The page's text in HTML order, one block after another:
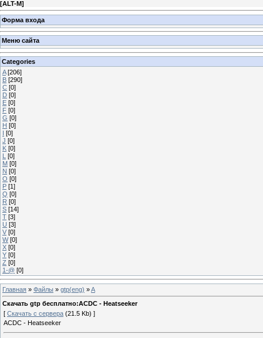
[ALT-M]
Форма входа
Меню сайта
Categories
A [206]
B [290]
C [0]
D [0]
E [0]
F [0]
G [0]
H [0]
I [0]
J [0]
K [0]
L [0]
M [0]
N [0]
O [0]
P [1]
Q [0]
R [0]
S [14]
T [3]
U [3]
V [0]
W [0]
X [0]
Y [0]
Z [0]
1-@ [0]
Главная » Файлы » gtp(eng) »A
Скачать gtp бесплатно:ACDC - Heatseeker
[ Скачать с сервера (21.5 Kb) ]
ACDC - Heatseeker